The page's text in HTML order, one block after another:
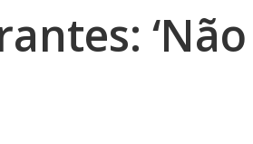
‘Não